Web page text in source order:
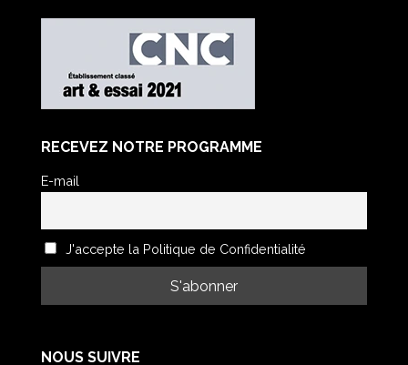
RECEVEZ NOTRE PROGRAMME
E-mail
J'accepte la Politique de Confidentialité
NOUS SUIVRE